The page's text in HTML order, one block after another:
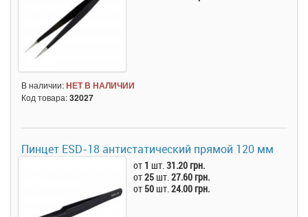
В наличии:НЕТ В НАЛИЧИИ
Код товара:32027
Пинцет ESD-18 антистатический прямой 120 мм
от 1 шт.31.20 грн.
от25шт.27.60 грн.
от 50шт.24.00 грн.